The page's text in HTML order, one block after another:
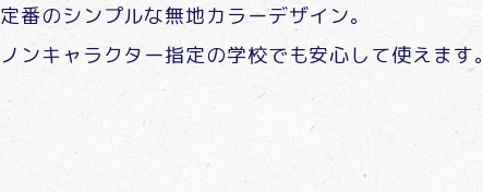
定番のシンプルな無地カラーデザイン。
ノンキャラクター指定の学校でも安心して使えます。